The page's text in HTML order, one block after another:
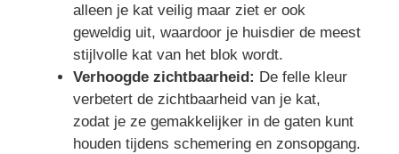
alleen je kat veilig maar ziet er ook
geweldig uit, waardoor je huisdier de meest
stijlvolle kat van het blok wordt.
Verhoogde zichtbaarheid: De felle kleur
verbetert de zichtbaarheid van je kat,
zodat je ze gemakkelijker in de gaten kunt
houden tijdens schemering en zonsopgang.